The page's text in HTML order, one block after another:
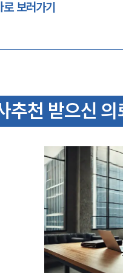
보러가기
추천 받으신 의